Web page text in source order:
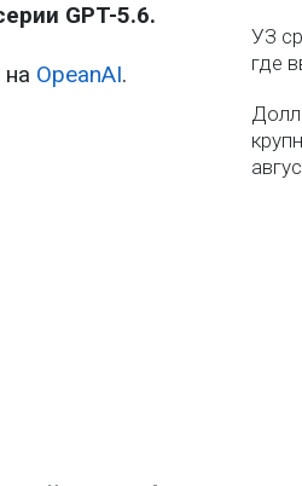
GPT-5.6.
OpeanAI.
УЗ
где